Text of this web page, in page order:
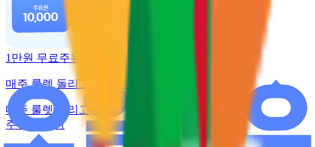
1만원 무료주유
매주 룰렛 돌리고 주유권 받기
매주 룰렛 돌리고
주유권 받기